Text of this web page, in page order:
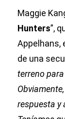
Maggie
Hunters”,
Appelhans,
de una
terreno
respuesta y